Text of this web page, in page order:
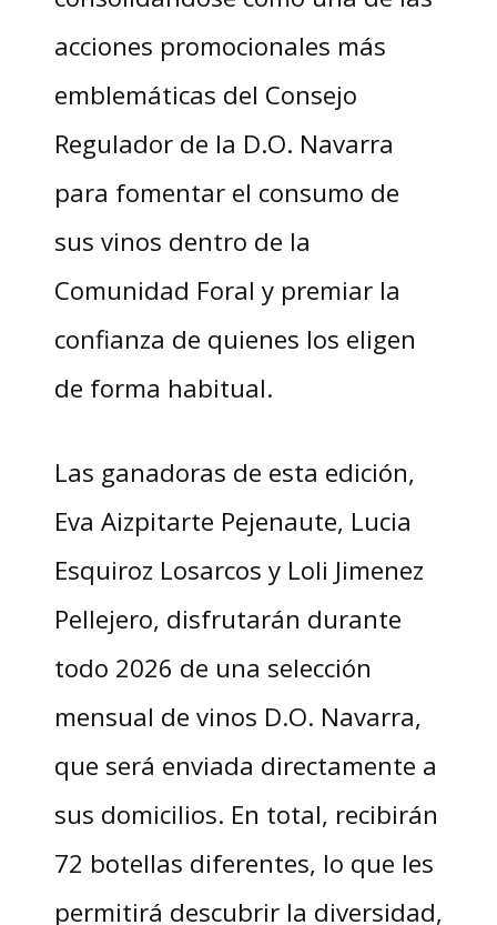
acciones promocionales más
emblemáticas del Consejo
Regulador de la D.O. Navarra
para fomentar el consumo de
sus vinos dentro de la
Comunidad Foral y premiar la
confianza de quienes los eligen
de forma habitual.
Las ganadoras de esta edición,
Eva Aizpitarte Pejenaute, Lucia
Esquiroz Losarcos y Loli Jimenez
Pellejero, disfrutarán durante
todo 2026 de una selección
mensual de vinos D.O. Navarra,
que será enviada directamente a
sus domicilios. En total, recibirán
72 botellas diferentes, lo que les
permitirá descubrir la diversidad,